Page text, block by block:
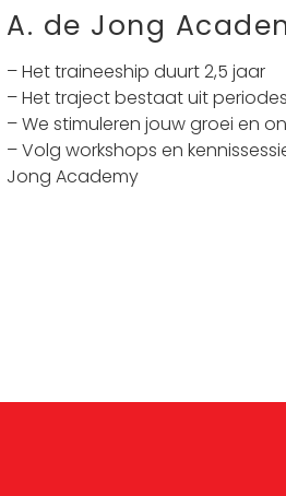
A. de Jong
– Het traineeship duurt 2,5 jaar
– Het traject bestaat uit
– We stimuleren jouw groei en
– Volg workshops en
Jong Academy